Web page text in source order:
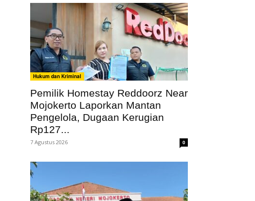
Hukum dan Kriminal
Pemilik Homestay Reddoorz Near
Mojokerto Laporkan Mantan
Pengelola, Dugaan Kerugian
Rp127...
7 Agustus 2026 0